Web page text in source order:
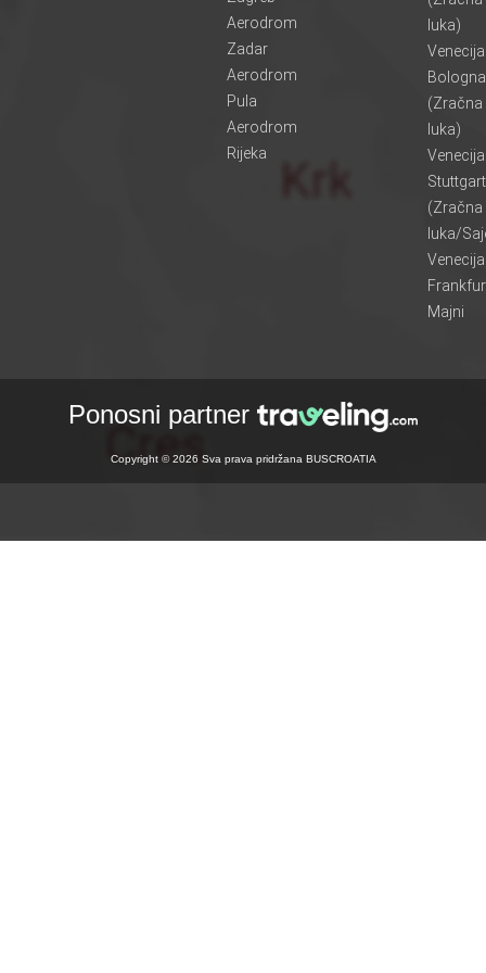
Aerodrom
Zadar
Aerodrom
Pula
Aerodrom
Rijeka
luka)
Bologna
(Zračna
luka)
Stuttgart
(Zračna
luka/
Majni
Ponosni partner
Copyright © 2026 Sva prava pridržana BUSCROATIA